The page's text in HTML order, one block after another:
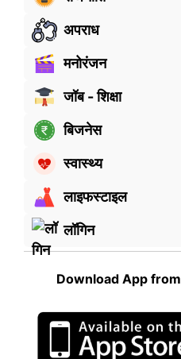
अपराध
मनोरंजन
जॉब - शिक्षा
बिजनेस
स्वास्थ्य
लाइफस्टाइल
लॉगिन
Download App from